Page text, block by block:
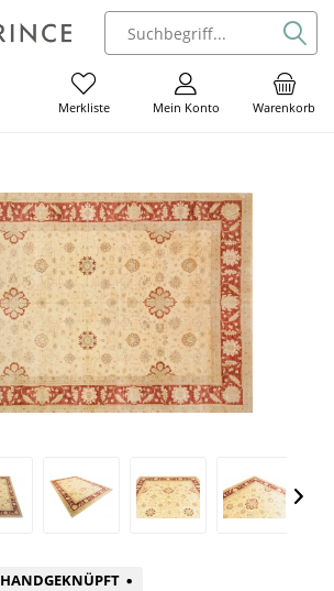
Warenkorb
Mein Konto
Merkliste
HANDGEKNÜPFT